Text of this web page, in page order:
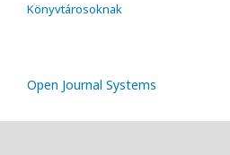
Könyvtárosoknak
Open Journal Systems